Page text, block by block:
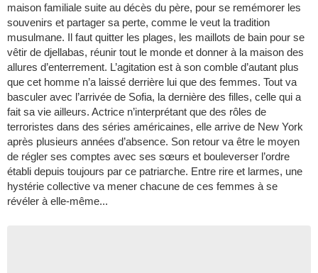
maison familiale suite au décès du père, pour se remémorer les
souvenirs et partager sa perte, comme le veut la tradition
musulmane. Il faut quitter les plages, les maillots de bain pour se
vêtir de djellabas, réunir tout le monde et donner à la maison des
allures d’enterrement. L’agitation est à son comble d’autant plus
que cet homme n’a laissé derrière lui que des femmes. Tout va
basculer avec l’arrivée de Sofia, la dernière des filles, celle qui a
fait sa vie ailleurs. Actrice n’interprétant que des rôles de
terroristes dans des séries américaines, elle arrive de New York
après plusieurs années d’absence. Son retour va être le moyen
de régler ses comptes avec ses sœurs et bouleverser l’ordre
établi depuis toujours par ce patriarche. Entre rire et larmes, une
hystérie collective va mener chacune de ces femmes à se
révéler à elle-même...